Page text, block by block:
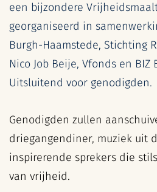
een bijzondere
georganiseerd in
Burgh-Haamstede, Stichting
Nico Job Beije, Vfonds en BIZ
Uitsluitend voor genodigden.
Genodigden zullen
driegangendiner, muziek uit
inspirerende sprekers die
van vrijheid.